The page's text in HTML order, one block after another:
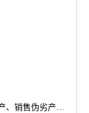
私设“加油站”售卖伪劣柴油 两被告人犯生产、销售伪劣产品罪获刑罚